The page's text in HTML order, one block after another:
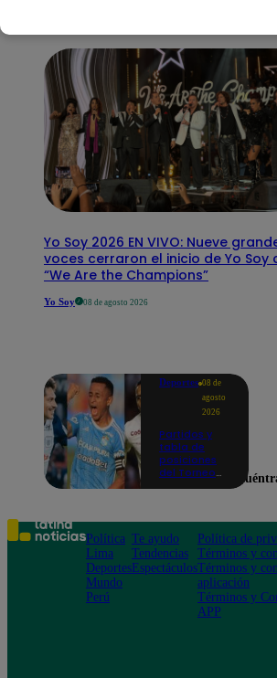
Yo Soy 2026 EN VIVO: Nueve
voces cerraron el inicio de Yo Soy
“We Are the Champions”
Yo Soy 08 de agosto 2026
Deportes 08 de
agosto
2026
Partidos y
tabla de
posiciones
del Torneo
en la fecha 4
Política
Lima
Deportes
Mundo
Perú
Te ayudo
Tendencias
Espectáculos
Política de
Términos y
Términos y
aplicación
Términos y
APP